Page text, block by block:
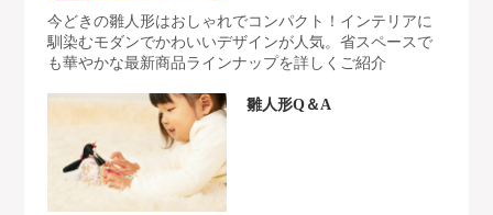
今どきの雛人形はおしゃれでコンパクト！インテリアに
馴染むモダンでかわいいデザインが人気。省スペースで
も華やかな最新商品ラインナップを詳しくご紹介
雛人形Q＆A